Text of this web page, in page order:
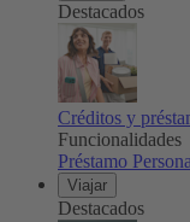
Destacados
Créditos y
Funcionalidades
Préstamo
Viajar
Destacados